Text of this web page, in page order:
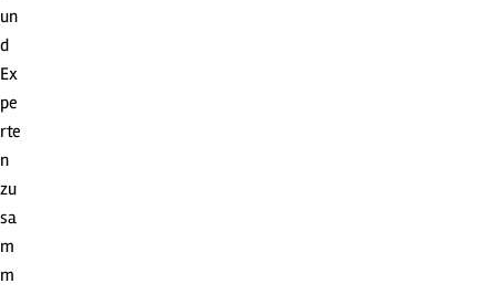
un
d
Ex
pe
rte
n
zu
sa
m
m